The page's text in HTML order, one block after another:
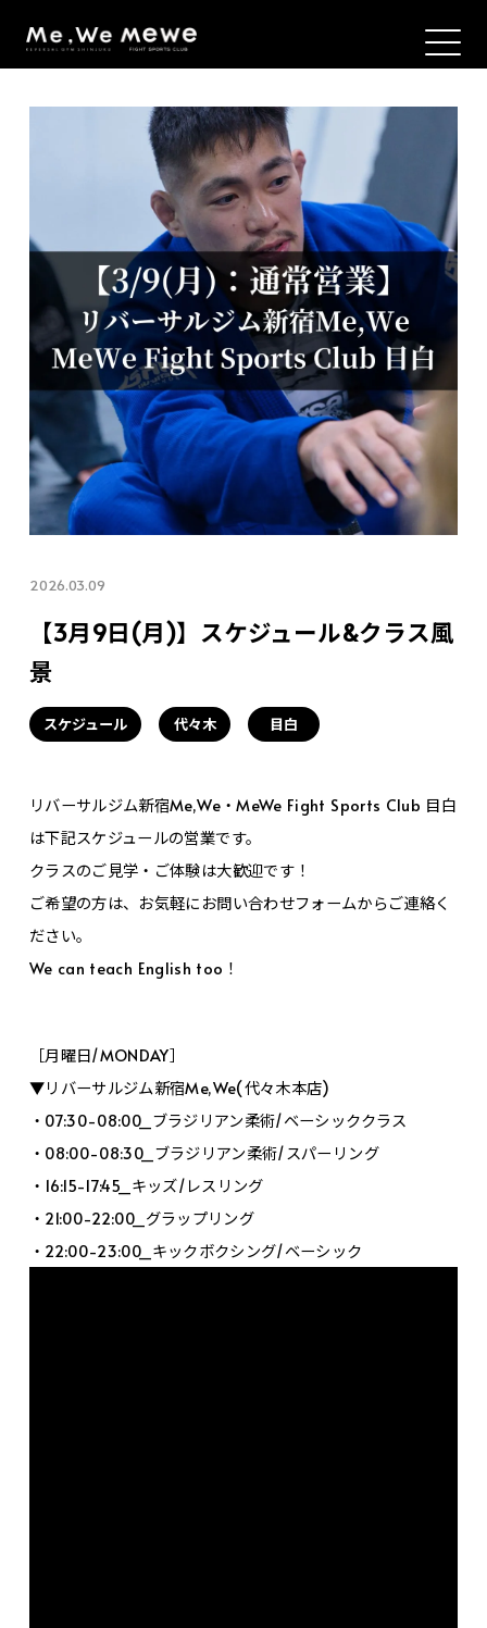
2026.03.09
【3月9日(月)】スケジュール&クラス風
景
スケジュール 代々木 目白
リバーサルジム新宿Me,We・MeWe Fight Sports Club 目白
は下記スケジュールの営業です。
クラスのご見学・ご体験は大歓迎です！
ご希望の方は、お気軽にお問い合わせフォームからご連絡く
ださい。
We can teach English too！
［月曜日/MONDAY］
▼リバーサルジム新宿Me,We(代々木本店)
・07:30-08:00_ブラジリアン柔術/ベーシッククラス
・08:00-08:30_ブラジリアン柔術/スパーリング
・16:15-17:45_キッズ/レスリング
・21:00-22:00_グラップリング
・22:00-23:00_キックボクシング/ベーシック